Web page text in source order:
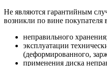
Не являются гарантийным
возникли по вине покупателя
неправильного хранения;
эксплуатации
(деформированного,
применения диска